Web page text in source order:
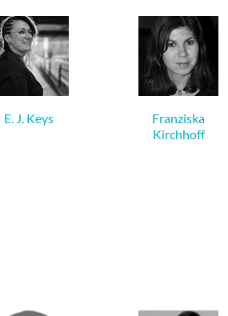
E. J. Keys
Franziska
Kirchhoff